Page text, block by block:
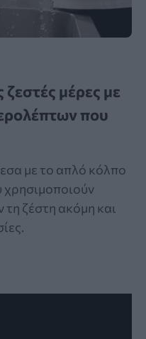
ζεστές μέρες με
που
με το απλό κόλπο
τη ζέστη ακόμη και